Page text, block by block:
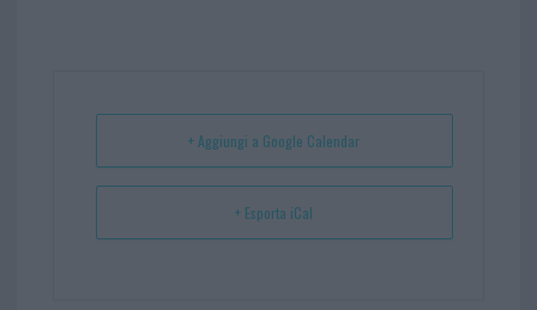
t p
+ Aggiungi a Google Calendar
+ Esporta iCal